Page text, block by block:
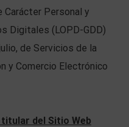
Personal y
Digitales (LOPD-GDD)
de Servicios de la
y Comercio Electrónico
del Sitio Web